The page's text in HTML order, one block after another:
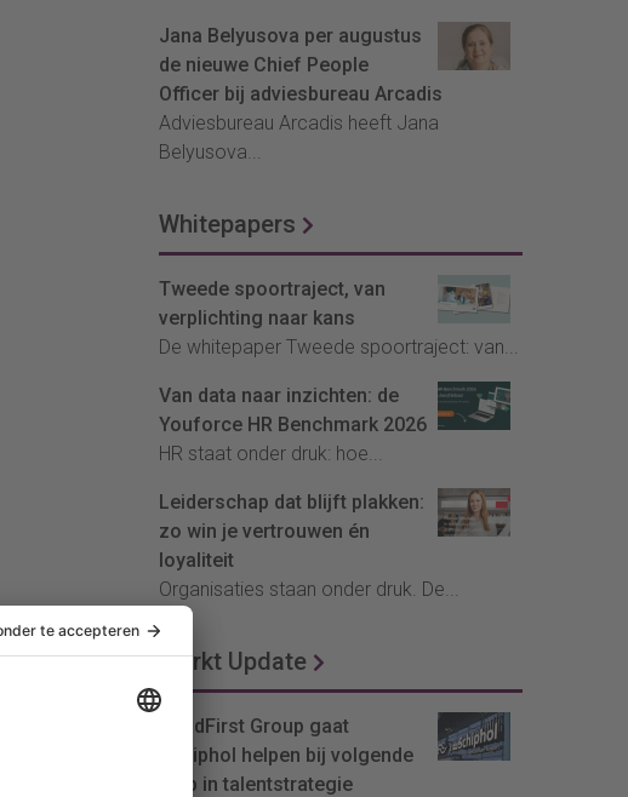
Jana Belyusova per augustus
de nieuwe Chief People
Officer bij adviesbureau Arcadis
Adviesbureau Arcadis heeft Jana
Belyusova...
Whitepapers
Tweede spoortraject, van
verplichting naar kans
De whitepaper Tweede spoortraject: van...
Van data naar inzichten: de
Youforce HR Benchmark 2026
HR staat onder druk: hoe...
Leiderschap dat blijft plakken:
zo win je vertrouwen én
loyaliteit
Organisaties staan onder druk. De...
Markt Update
HeadFirst Group gaat
Schiphol helpen bij volgende
stap in talentstrategie